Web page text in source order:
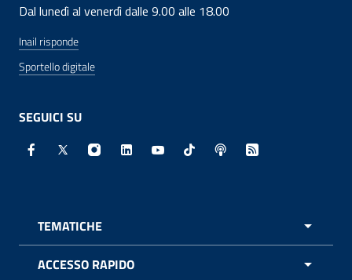
Dal lunedì al venerdì dalle 9.00 alle 18.00
Inail risponde
Sportello digitale
SEGUICI SU
Facebook - Sito esterno - Apertura in nuova finestra
X - Sito esterno - Apertura in nuova finestra
Instagram - Sito esterno - Apertura in
Linkedin - Sito esterno - Apertura in
Youtube - Sito esterno -
TikTok - Sito esterno -
Spreaker - Sito
Feed RSS -
TEMATICHE
ACCESSO RAPIDO